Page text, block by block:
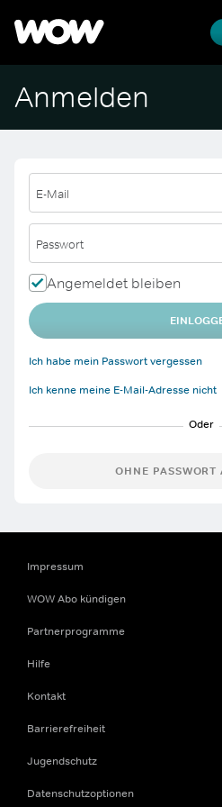
Anmelden
E-Mail
Passwort
Angemeldet bleiben
Ich habe mein Passwort vergessen
Ich kenne meine E-Mail-Adresse nicht
OHNE PASSWORT
Impressum
WOW Abo kündigen
Partnerprogramme
Hilfe
Kontakt
Barrierefreiheit
Jugendschutz
Datenschutzoptionen